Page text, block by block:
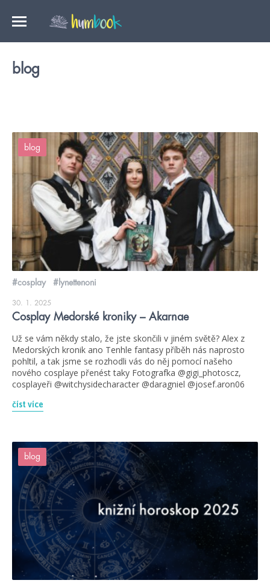
blog
blog
#cosplay #lynettenoni
30. 1. 2025
Cosplay Medorské kroniky – Akarnae
Už se vám někdy stalo, že jste skončili v jiném světě? Alex z
Medorských kronik ano Tenhle fantasy příběh nás naprosto
pohltil, a tak jsme se rozhodli vás do něj pomocí našeho
nového cosplaye přenést taky Fotografka @gigi_photoscz,
cosplayeři @witchysidecharacter @daragniel @josef.aron06
číst více
blog